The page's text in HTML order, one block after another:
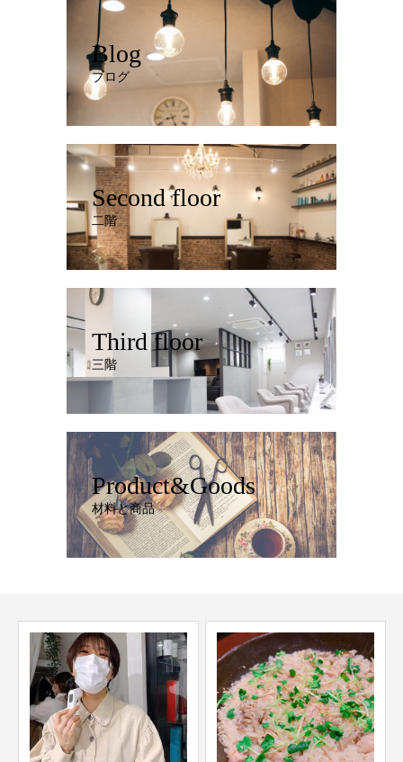
Blog
ブログ
Second floor
二階
Third floor
三階
Product&Goods
材料と商品